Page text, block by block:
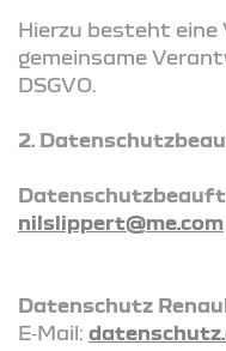
Hierzu besteht eine
gemeinsame
DSGVO.
2.
nilslippert@me.com
Datenschutz
E‑Mail: